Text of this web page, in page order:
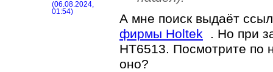
(06.08.2024,
01:54)
А мне поиск выдаёт
фирмы Holtek . Но при
HT6513. Посмотрите по
оно?